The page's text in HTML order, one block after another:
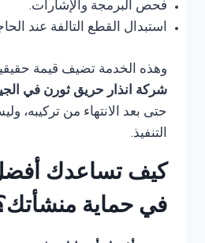
فحص البرمجة والإشارات.
استبدال القطع التالفة عند
وهذه الخدمة تضيف قيمة
شركة انذار حريق ثورن في
حتى بعد الانتهاء من تركيبه،
التنفيذ.
كيف تساعدك
في حماية